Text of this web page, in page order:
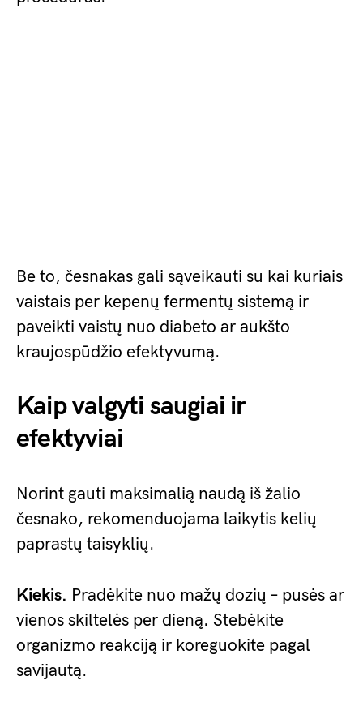
Be to, česnakas gali sąveikauti su kai kuriais
vaistais per kepenų fermentų sistemą ir
paveikti vaistų nuo diabeto ar aukšto
kraujospūdžio efektyvumą.
Kaip valgyti saugiai ir
efektyviai
Norint gauti maksimalią naudą iš žalio
česnako, rekomenduojama laikytis kelių
paprastų taisyklių.
Kiekis. Pradėkite nuo mažų dozių – pusės ar
vienos skiltelės per dieną. Stebėkite
organizmo reakciją ir koreguokite pagal
savijautą.